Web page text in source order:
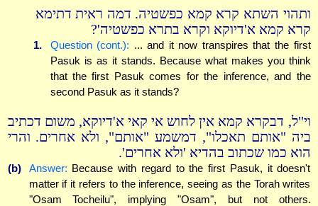
ותהוי השתא קרא קמא כפשטיה. דמה ראית דתימא
קרא קמא א'דיוקא וקרא בתרא כפשטיה'?
1. Question (cont.): ... and it now transpires that the first
Pasuk is as it stands. Because what makes you think
that the first Pasuk comes for the inference, and the
second Pasuk as it stands?
וי"ל, דבקרא קמא אין לחוש אי קאי א'דיוקא, משום דכתיב
ביה "אותם תאכלו", דמשמע "אותם", ולא אחרים. והרי
הוא כמו שכתוב בהדיא 'ולא אחרים'.
(b) Answer: Because with regard to the first Pasuk, it doesn't
matter if it refers to the inference, seeing as the Torah writes
"Osam Tocheilu", implying "Osam", but not others.